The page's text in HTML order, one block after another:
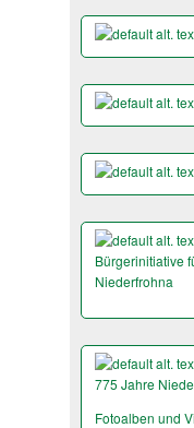
Bürgerinitiative
Niederfrohna
775 Jahre
Fotoalben und